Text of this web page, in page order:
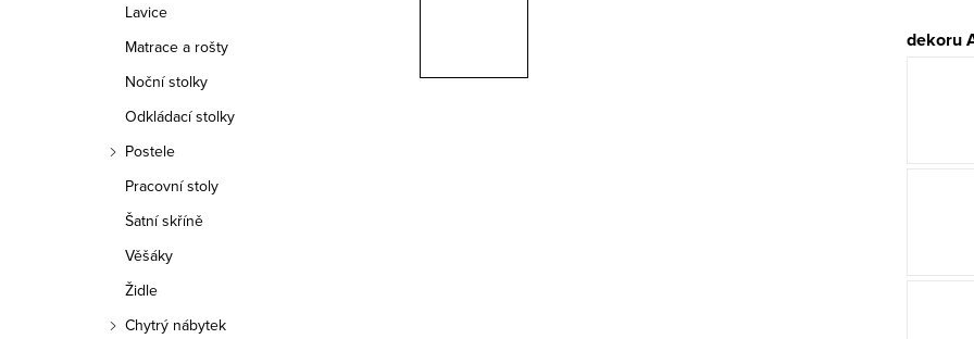
Lavice
Matrace a rošty
Noční stolky
Odkládací stolky
Postele
Pracovní stoly
Šatní skříně
Věšáky
Židle
Chytrý nábytek
dekoru